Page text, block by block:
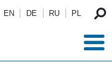
EN DE RU PL